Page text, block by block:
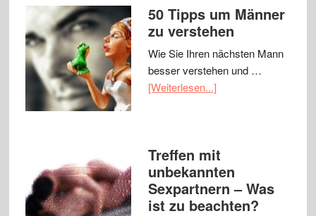
50 Tipps um Männer
zu verstehen
Wie Sie Ihren nächsten Mann
besser verstehen und …
[Weiterlesen...]
Treffen mit
unbekannten
Sexpartnern – Was
ist zu beachten?